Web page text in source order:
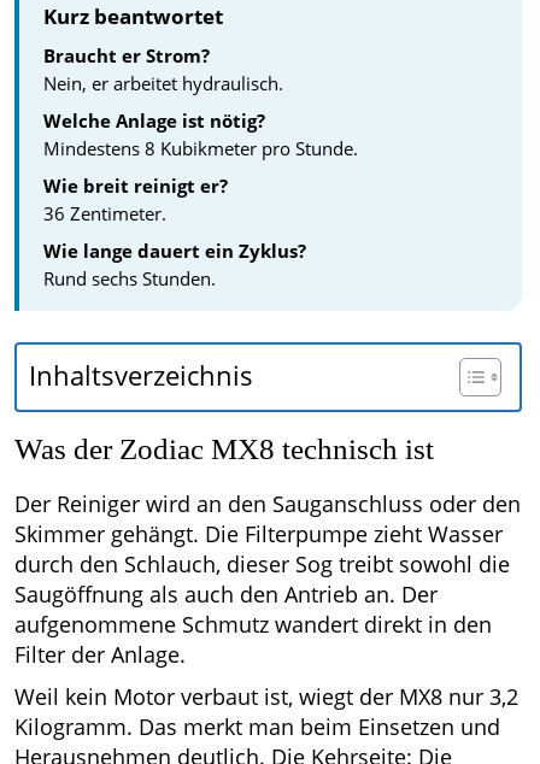
Kurz beantwortet
Braucht er Strom?
Nein, er arbeitet hydraulisch.
Welche Anlage ist nötig?
Mindestens 8 Kubikmeter pro Stunde.
Wie breit reinigt er?
36 Zentimeter.
Wie lange dauert ein Zyklus?
Rund sechs Stunden.
Inhaltsverzeichnis
Was der Zodiac MX8 technisch ist
Der Reiniger wird an den Sauganschluss oder den
Skimmer gehängt. Die Filterpumpe zieht Wasser
durch den Schlauch, dieser Sog treibt sowohl die
Saugöffnung als auch den Antrieb an. Der
aufgenommene Schmutz wandert direkt in den
Filter der Anlage.
Weil kein Motor verbaut ist, wiegt der MX8 nur 3,2
Kilogramm. Das merkt man beim Einsetzen und
Herausnehmen deutlich. Die Kehrseite: Die